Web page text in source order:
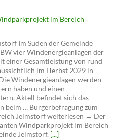
im Bereich
Im Süden der Gemeinde
vier Windenergieanlagen der
einer Gesamtleistung von rund
im Herbst 2029 in
Windenergieanlagen werden
haben und einen
Aktell befindet sich das
beim … Bürgerbefragung zum
Jelmstorf weiterlesen → Der
Windparkprojekt im Bereich
Jelmstorf. [...]